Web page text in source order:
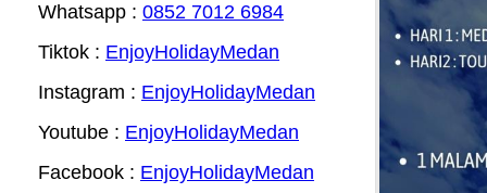
Whatsapp : 0852 7012 6984
Tiktok : EnjoyHolidayMedan
Instagram : EnjoyHolidayMedan
Youtube : EnjoyHolidayMedan
Facebook : EnjoyHolidayMedan